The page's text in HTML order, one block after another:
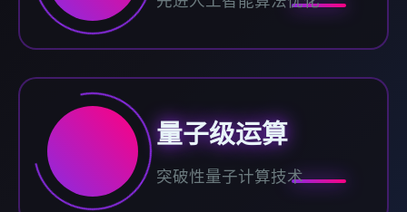
量子级运算
突破性量子计算技术